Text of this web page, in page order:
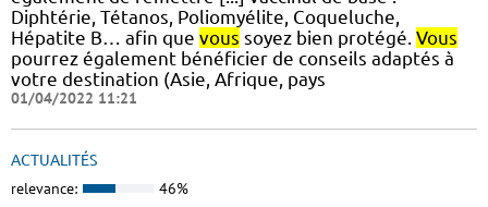
Diphtérie, Tétanos, Poliomyélite, Coqueluche,
Hépatite B… afin que vous soyez bien protégé. Vous
pourrez également bénéficier de conseils adaptés à
votre destination (Asie, Afrique, pays
01/04/2022 11:21
ACTUALITÉS
relevance: 46%